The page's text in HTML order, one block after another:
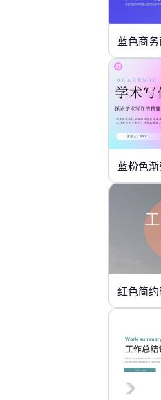
蓝粉色